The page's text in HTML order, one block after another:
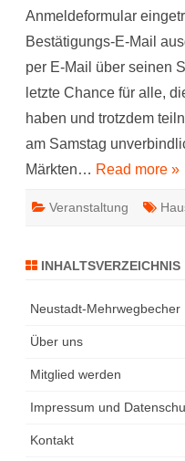
Anmeldeformular
Bestätigungs-E-Mail
per E-Mail über seinen
letzte Chance für alle,
haben und trotzdem
am Samstag
Märkten… Read more »
Veranstaltung
INHALTSVERZEICHNIS
Neustadt-Mehrwegbecher
Über uns
Mitglied werden
Impressum und
Kontakt